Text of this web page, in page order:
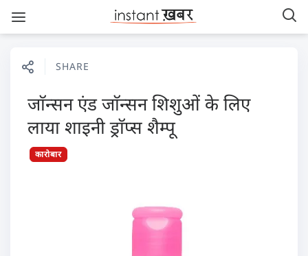
SHARE
जाॅन्सन एंड जाॅन्सन शिशुओं के लिए
लाया शाइनी ड्राॅप्स शैम्पू
कारोबार